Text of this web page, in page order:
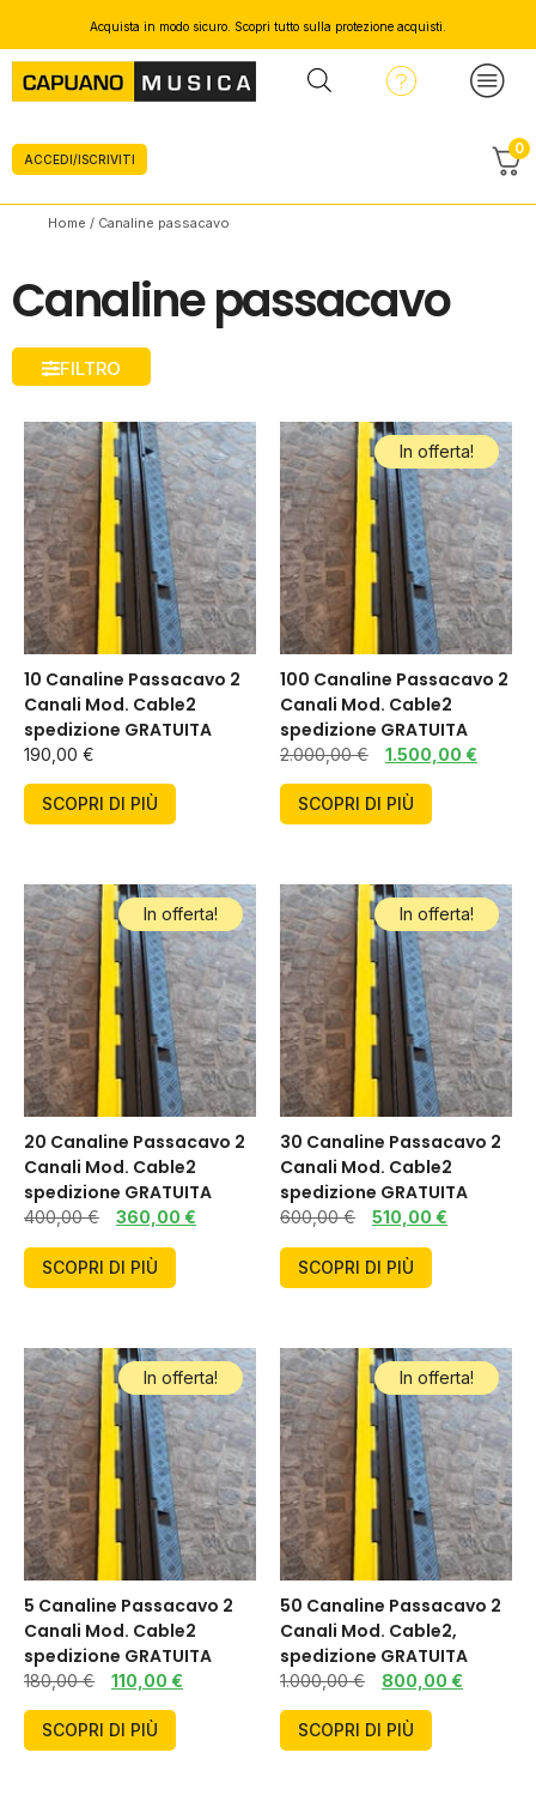
Acquista in modo sicuro. Scopri tutto sulla protezione acquisti.
ACCEDI/ISCRIVITI
0
Home / Canaline passacavo
Canaline passacavo
FILTRO
10 Canaline Passacavo 2
Canali Mod. Cable2
spedizione GRATUITA
190,00 €
SCOPRI DI PIÙ
In offerta!
100 Canaline Passacavo 2
Canali Mod. Cable2
spedizione GRATUITA
2.000,00€ 1.500,00 €
SCOPRI DI PIÙ
In offerta!
20 Canaline Passacavo 2
Canali Mod. Cable2
spedizione GRATUITA
400,00€ 360,00 €
SCOPRI DI PIÙ
In offerta!
30 Canaline Passacavo 2
Canali Mod. Cable2
spedizione GRATUITA
600,00€ 510,00 €
SCOPRI DI PIÙ
In offerta!
5 Canaline Passacavo 2
Canali Mod. Cable2
spedizione GRATUITA
180,00€ 110,00 €
SCOPRI DI PIÙ
In offerta!
50 Canaline Passacavo 2
Canali Mod. Cable2,
spedizione GRATUITA
1.000,00€ 800,00 €
SCOPRI DI PIÙ